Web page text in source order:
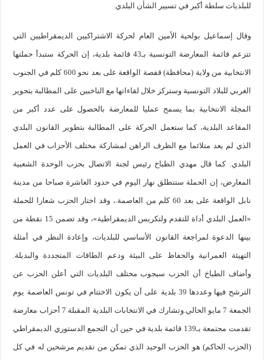
للبلديات سلطة أكبر في تسيير الشأن البلدي.
وقال إسماعيل بولحية الأمين العام لحركة الاشتراكيين الديمقراطيين التي
تتزعم قائمة المعارضة التونسية بـ43 قائمة بلدية، إن الحركة ستبدأ حملتها
الانتخابية من ولاية (محافظة) قفصة الواقعة على بعد نحو 600 كلم في الجنوب
الغربي للبلاد التونسية وستركز خلال لقاءاتها مع الناخبين على المطالبة بتحوير
المجلة الانتخابية بما يسمح عمليا للمعارضة بالحصول على عدد أكبر من
المقاعد البلدية، كما ستعمل الحركة على المطالبة بتطوير القانون البلدي
الذي لم يعد متلائما مع الظرف الراهن لمشاركة مختلف الأحزاب في العمل
البلدي. كما قال مهدي الطباخ رئيس لجنة الاتصال بحزب الوحدة الشعبية
المعارض، إن الحملة ستنطلق نهار اليوم في حدود العاشرة صباحا من مدينة
نابل الواقعة على بعد 60 كلم من العاصمة.، وقد اختار الحزب شعارا للحملة
«العمل البلدي أداة للتقدم ولتكريس الديمقراطية»، وقد تضمن 15 نقطة من
بينها الدعوة لمراجعة القانون الأساسي للبلديات، وإعادة النظر في أمثلة
التهيئة العمرانية والحفاظ على البيئة ودعم الطاقات المتجددة والبديلة.
وأضاف الطباخ أن الحزب سيجوب مختلف البلديات التي أعلن الحزب عن
الترشح فيها وعددها 39 بلدية على أن يكون الاختتام في تونس العاصمة يوم
الجمعة 7 مايو الحالي.وتشارك في الانتخابات البلدية المقبلة 7 أحزاب معارضة
تقدمت مجتمعة بـ139 قائمة بلدية في حين أن التجمع الدستوري الديمقراطي
(الحزب الحاكم) هو الحزب الوحيد الذي تمكن من تقديم مرشحين له في كل